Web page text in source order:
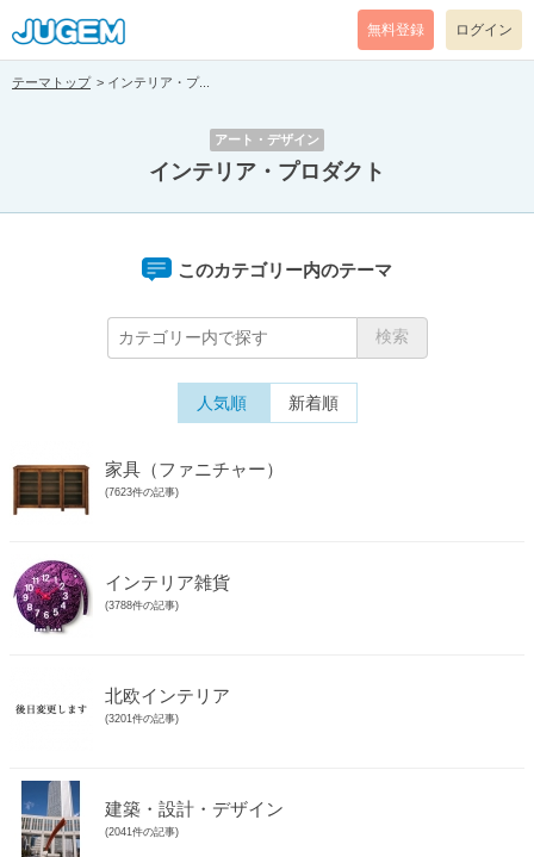
無料登録 ログイン
テーマトップ インテリア・プ...
アート・デザイン
インテリア・プロダクト
このカテゴリー内のテーマ
人気順 新着順
家具（ファニチャー）
(7623件の記事)
インテリア雑貨
(3788件の記事)
北欧インテリア
(3201件の記事)
建築・設計・デザイン
(2041件の記事)